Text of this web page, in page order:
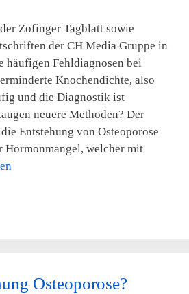
Zofinger Tagblatt sowie
der CH Media Gruppe in
häufigen Fehldiagnosen bei
Knochendichte, also
und die Diagnostik ist
neuere Methoden? Der
Entstehung von Osteoporose
Hormonmangel, welcher mit
Osteoporose?